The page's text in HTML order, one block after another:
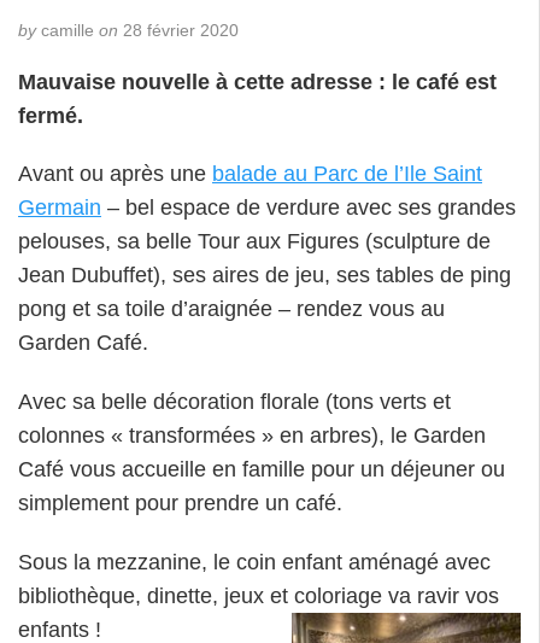
bycamille on 28 février 2020
Mauvaise nouvelle à cette adresse : le café est
fermé.
Avant ou après une balade au Parc de l’Ile Saint
Germain – bel espace de verdure avec ses grandes
pelouses, sa belle Tour aux Figures (sculpture de
Jean Dubuffet), ses aires de jeu, ses tables de ping
pong et sa toile d’araignée – rendez vous au
Garden Café.
Avec sa belle décoration florale (tons verts et
colonnes « transformées » en arbres), le Garden
Café vous accueille en famille pour un déjeuner ou
simplement pour prendre un café.
Sous la mezzanine, le coin enfant aménagé avec
bibliothèque, dinette, jeux et coloriage va ravir vos
enfants !